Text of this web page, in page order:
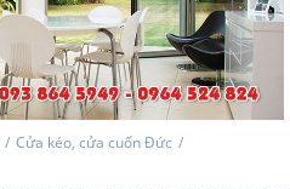
/ Cửa kéo, cửa cuốn Đức /